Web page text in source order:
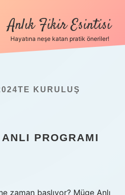
Anlık Fikir Esintisi
Hayatına neşe katan pratik öneriler!
KURULUŞ
PROGRAMI
zaman başlıyor? Müge Anlı